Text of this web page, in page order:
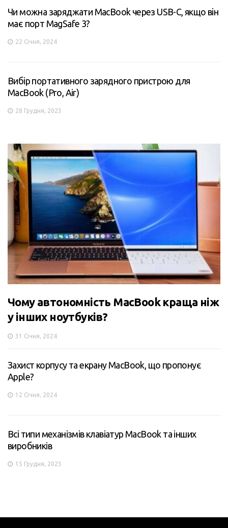
Чи можна заряджати MacBook через USB-C, якщо він
має порт MagSafe 3?
22 Січня, 2024
Вибір портативного зарядного пристрою для
MacBook (Pro, Air)
28 Грудня, 2023
Чому автономність MacBook краща ніж
у інших ноутбуків?
31 Січня, 2024
Захист корпусу та екрану MacBook, що пропонує
Apple?
12 Січня, 2024
Всі типи механізмів клавіатур MacBook та інших
виробників
15 Грудня, 2023